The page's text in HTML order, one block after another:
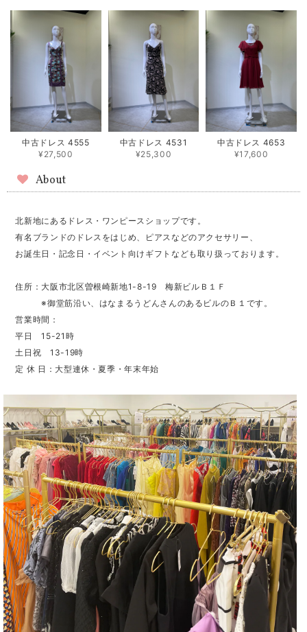
中古ドレス 4555
¥27,500
中古ドレス 4531
¥25,300
中古ドレス 4653
¥17,600
About
北新地にあるドレス・ワンピースショップです。
有名ブランドのドレスをはじめ、ピアスなどのアクセサリー、
お誕生日・記念日・イベント向けギフトなども取り扱っております。
住所：大阪市北区曽根崎新地1-8-19 梅新ビルＢ１Ｆ
※御堂筋沿い、はなまるうどんさんのあるビルのＢ１です。
営業時間：
平日 15-21時
土日祝 13-19時
定 休 日：大型連休・夏季・年末年始